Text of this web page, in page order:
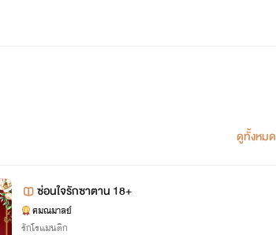
ดูทั้งหมด
ซ่อนใจรักซาตาน 18+
ศมณมาลย์
รักโรแมนติก